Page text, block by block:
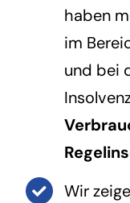
haben
im
und bei
Wir